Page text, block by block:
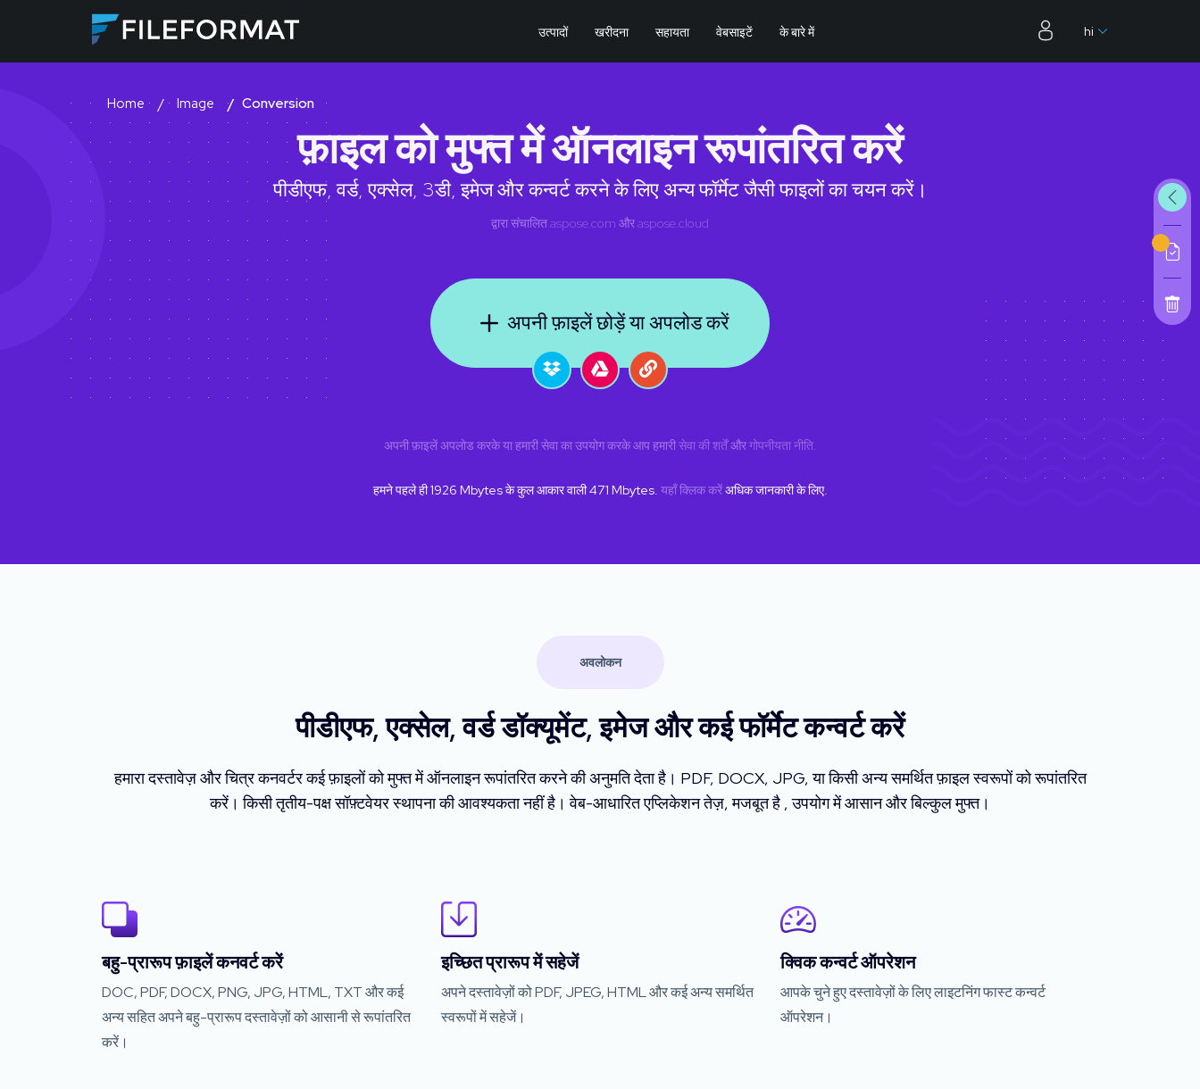
उत्पादों खरीदना सहायता वेबसाइटें के बारे में hi
Home Image Conversion
फ़ाइल को मुफ्त में ऑनलाइन रूपांतरित करें
पीडीएफ, वर्ड, एक्सेल, 3डी, इमेज और कन्वर्ट करने के लिए अन्य फॉर्मेट जैसी फाइलों का चयन करें।
द्वारा संचालितaspose.com औरaspose.cloud
अपनी फ़ाइलें छोड़ें या अपलोड करें
अपनी फ़ाइलें अपलोड करके या हमारी सेवा का उपयोग करके आप हमारीसेवा की शर्तेंऔरगोपनीयता नीति
हमने पहले ही1926 Mbytes के कुल आकार वाली471 Mbytes. यहाँ क्लिक करेंअधिक जानकारी के लिए.
अवलोकन
पीडीएफ, एक्सेल, वर्ड डॉक्यूमेंट, इमेज और कई फॉर्मेट कन्वर्ट करें
हमारा दस्तावेज़ और चित्र कनवर्टर कई फ़ाइलों को मुफ्त में ऑनलाइन रूपांतरित करने की अनुमति देता है। PDF, DOCX, JPG, या किसी अन्य समर्थित फ़ाइल स्वरूपों को रूपांतरित
करें। किसी तृतीय-पक्ष सॉफ़्टवेयर स्थापना की आवश्यकता नहीं है। वेब-आधारित एप्लिकेशन तेज़, मजबूत है , उपयोग में आसान और बिल्कुल मुफ्त।
बहु-प्रारूप फ़ाइलें कनवर्ट करें
DOC, PDF, DOCX, PNG, JPG, HTML, TXT और कई
अन्य सहित अपने बहु-प्रारूप दस्तावेज़ों को आसानी से रूपांतरित
करें।
इच्छित प्रारूप में सहेजें
अपने दस्तावेज़ों को PDF, JPEG, HTML और कई अन्य समर्थित
स्वरूपों में सहेजें।
क्विक कन्वर्ट ऑपरेशन
आपके चुने हुए दस्तावेज़ों के लिए लाइटनिंग फास्ट कन्वर्ट
ऑपरेशन।